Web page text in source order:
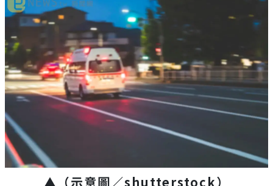
▲ （示意圖／shutterstock）